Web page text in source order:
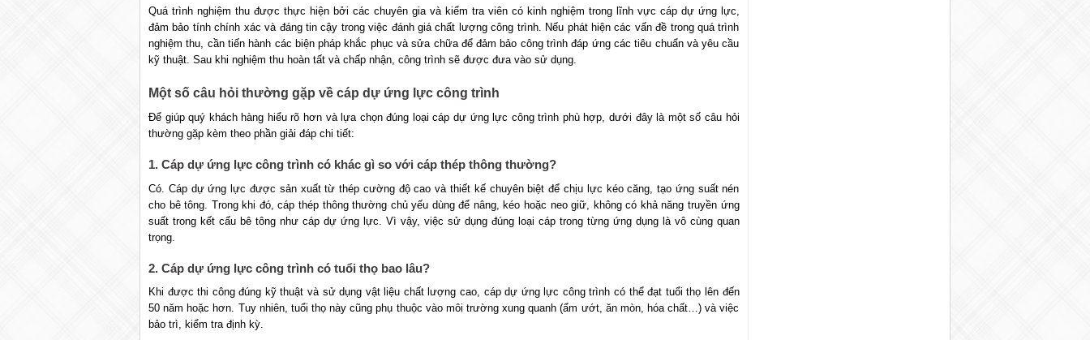
Quá trình nghiệm thu được thực hiện bởi các chuyên gia và kiểm tra viên có kinh nghiệm trong lĩnh vực cáp dự ứng lực,
đảm bảo tính chính xác và đáng tin cậy trong việc đánh giá chất lượng công trình. Nếu phát hiện các vấn đề trong quá trình
nghiệm thu, cần tiến hành các biện pháp khắc phục và sửa chữa để đảm bảo công trình đáp ứng các tiêu chuẩn và yêu cầu
kỹ thuật. Sau khi nghiệm thu hoàn tất và chấp nhận, công trình sẽ được đưa vào sử dụng.
Một số câu hỏi thường gặp về cáp dự ứng lực công trình
Để giúp quý khách hàng hiểu rõ hơn và lựa chọn đúng loại cáp dự ứng lực công trình phù hợp, dưới đây là một số câu hỏi
thường gặp kèm theo phần giải đáp chi tiết:
1. Cáp dự ứng lực công trình có khác gì so với cáp thép thông thường?
Có. Cáp dự ứng lực được sản xuất từ thép cường độ cao và thiết kế chuyên biệt để chịu lực kéo căng, tạo ứng suất nén
cho bê tông. Trong khi đó, cáp thép thông thường chủ yếu dùng để nâng, kéo hoặc neo giữ, không có khả năng truyền ứng
suất trong kết cấu bê tông như cáp dự ứng lực. Vì vậy, việc sử dụng đúng loại cáp trong từng ứng dụng là vô cùng quan
trọng.
2. Cáp dự ứng lực công trình có tuổi thọ bao lâu?
Khi được thi công đúng kỹ thuật và sử dụng vật liệu chất lượng cao, cáp dự ứng lực công trình có thể đạt tuổi thọ lên đến
50 năm hoặc hơn. Tuy nhiên, tuổi thọ này cũng phụ thuộc vào môi trường xung quanh (ẩm ướt, ăn mòn, hóa chất…) và việc
bảo trì, kiểm tra định kỳ.